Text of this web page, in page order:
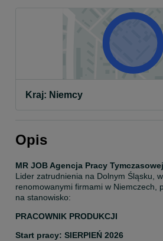
Kraj: Niemcy
Opis
MR JOB Agencja Pracy
Lider zatrudnienia na Dolnym Śląsku,
renomowanymi firmami w Niemczech,
na stanowisko:
PRACOWNIK PRODUKCJI
Start pracy: SIERPIEŃ 2026